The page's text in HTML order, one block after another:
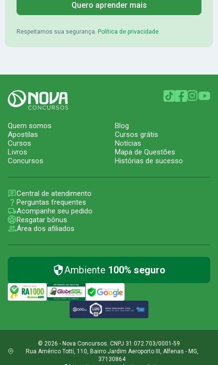
Quero aprender mais
Respeitamos sua segurança. Política de privacidade
Quem somos
Apostilas
Cursos
Livros
Concursos
Blog
Cursos grátis
Notícias
Mapa de Questões
Histórias de sucesso
Central de atendimento
Perguntas frequentes
Acompanhe seu pedido
Resgatar bônus
Área dos afiliados
Ambiente 100% seguro
© 2026 - Nova Concursos. CNPJ 31.072.703/0001-59
Rua Américo Totti, 110, Bairro Jardim Aeroporto III, Alfenas - MG,
37130864